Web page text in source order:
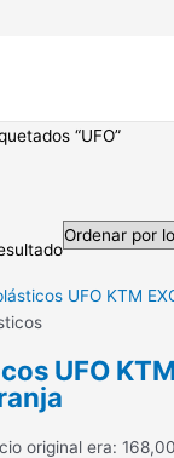
“UFO”
UFO
original era: